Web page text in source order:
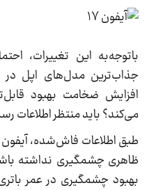
افزایش ضخامت بهبود
می‌کند؟ باید منتظر اطلاعات
ظاهری چشمگیری نداشته
بهبود چشمگیری در عمر